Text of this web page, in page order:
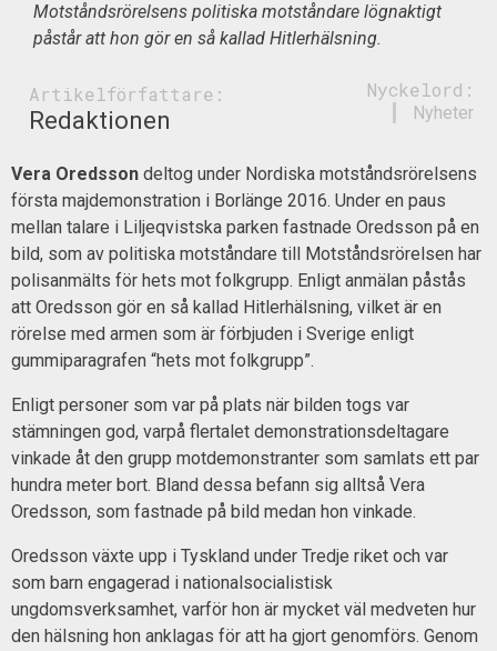
Motståndsrörelsens politiska motståndare lögnaktigt
påstår att hon gör en så kallad Hitlerhälsning.
Artikelförfattare:
Redaktionen
Nyckelord:
Nyheter
Vera Oredsson deltog under Nordiska motståndsrörelsens
första majdemonstration i Borlänge 2016. Under en paus
mellan talare i Liljeqvistska parken fastnade Oredsson på en
bild, som av politiska motståndare till Motståndsrörelsen har
polisanmälts för hets mot folkgrupp. Enligt anmälan påstås
att Oredsson gör en så kallad Hitlerhälsning, vilket är en
rörelse med armen som är förbjuden i Sverige enligt
gummiparagrafen “hets mot folkgrupp”.
Enligt personer som var på plats när bilden togs var
stämningen god, varpå flertalet demonstrationsdeltagare
vinkade åt den grupp motdemonstranter som samlats ett par
hundra meter bort. Bland dessa befann sig alltså Vera
Oredsson, som fastnade på bild medan hon vinkade.
Oredsson växte upp i Tyskland under Tredje riket och var
som barn engagerad i nationalsocialistisk
ungdomsverksamhet, varför hon är mycket väl medveten hur
den hälsning hon anklagas för att ha gjort genomförs. Genom